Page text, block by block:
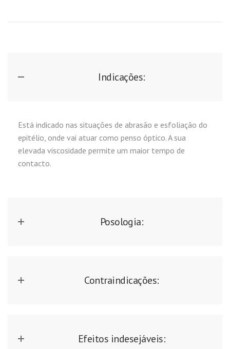
Indicações:
Está indicado nas situações de abrasão e esfoliação do
epitélio, onde vai atuar como penso óptico. A sua
elevada viscosidade permite um maior tempo de
contacto.
Posologia:
Contraindicações:
Efeitos indesejáveis: